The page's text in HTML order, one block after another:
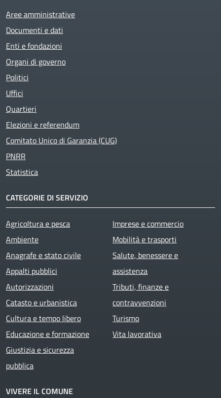
Aree amministrative
Documenti e dati
Enti e fondazioni
Organi di governo
Politici
Uffici
Quartieri
Elezioni e referendum
Comitato Unico di Garanzia (CUG)
PNRR
Statistica
CATEGORIE DI SERVIZIO
Agricoltura e pesca
Ambiente
Anagrafe e stato civile
Appalti pubblici
Autorizzazioni
Catasto e urbanistica
Cultura e tempo libero
Educazione e formazione
Giustizia e sicurezza
pubblica
Imprese e commercio
Mobilità e trasporti
Salute, benessere e
assistenza
Tributi, finanze e
contravvenzioni
Turismo
Vita lavorativa
VIVERE IL COMUNE